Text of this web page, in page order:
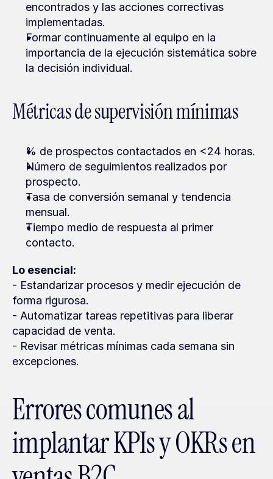
encontrados y las acciones correctivas
implementadas.
Formar continuamente al equipo en la
importancia de la ejecución sistemática sobre
la decisión individual.
Métricas de supervisión mínimas
% de prospectos contactados en <24 horas.
Número de seguimientos realizados por
prospecto.
Tasa de conversión semanal y tendencia
mensual.
Tiempo medio de respuesta al primer
contacto.
Lo esencial:
- Estandarizar procesos y medir ejecución de
forma rigurosa.
- Automatizar tareas repetitivas para liberar
capacidad de venta.
- Revisar métricas mínimas cada semana sin
excepciones.
Errores comunes al
implantar KPIs y OKRs en